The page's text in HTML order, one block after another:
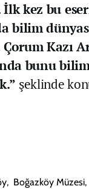
İlk kez bu
bilim
Kazı
bunu
şeklinde
, Boğazköy Müzesi,